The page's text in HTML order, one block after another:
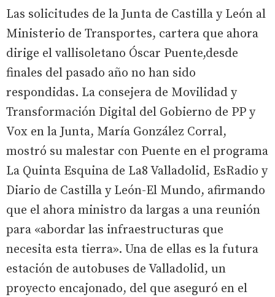
Las solicitudes de la Junta de Castilla y León al
Ministerio de Transportes, cartera que ahora
dirige el vallisoletano Óscar Puente,desde
finales del pasado año no han sido
respondidas. La consejera de Movilidad y
Transformación Digital del Gobierno de PP y
Vox en la Junta, María González Corral,
mostró su malestar con Puente en el programa
La Quinta Esquina de La8 Valladolid, EsRadio y
Diario de Castilla y León-El Mundo, afirmando
que el ahora ministro da largas a una reunión
para «abordar las infraestructuras que
necesita esta tierra». Una de ellas es la futura
estación de autobuses de Valladolid, un
proyecto encajonado, del que aseguró en el